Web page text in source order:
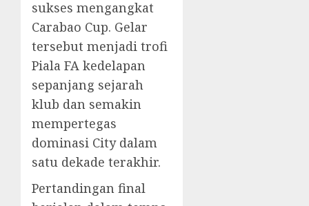
sukses mengangkat
Carabao Cup. Gelar
tersebut menjadi trofi
Piala FA kedelapan
sepanjang sejarah
klub dan semakin
mempertegas
dominasi City dalam
satu dekade terakhir.
Pertandingan final